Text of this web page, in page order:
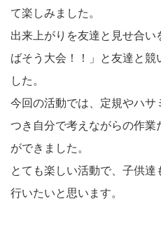
て楽しみました。
出来上がりを友達と見せ合
ばそう大会！！」と友達と競
した。
今回の活動では、定規やハサ
つき自分で考えながらの作業
ができました。
とても楽しい活動で、子供
行いたいと思います。